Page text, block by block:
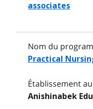
associates
Nom du
Practical
Établissement
Anishinabek